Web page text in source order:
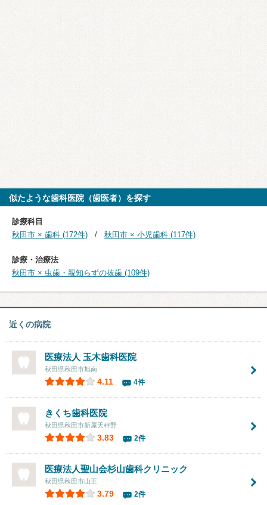
似たような歯科医院（歯医者）を探す
診療科目
秋田市 × 歯科 (172件)
秋田市 × 小児歯科 (117件)
診療・治療法
秋田市 × 虫歯・親知らずの抜歯 (109件)
近くの病院
医療法人 玉木歯科医院
秋田県秋田市旭南
4.11 4件
きくち歯科医院
秋田県秋田市新屋天秤野
3.83 2件
医療法人聖山会杉山歯科クリニック
秋田県秋田市山王
3.79 2件